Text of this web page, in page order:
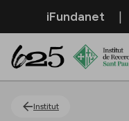
Salta al contingut
iFundanet
Institut